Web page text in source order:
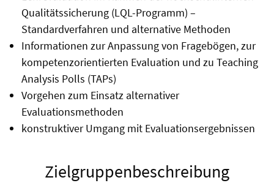
Qualitätssicherung (LQL-Programm) –
Standardverfahren und alternative Methoden
Informationen zur Anpassung von Fragebögen, zur
kompetenzorientierten Evaluation und zu Teaching
Analysis Polls (TAPs)
Vorgehen zum Einsatz alternativer
Evaluationsmethoden
konstruktiver Umgang mit Evaluationsergebnissen
Zielgruppenbeschreibung